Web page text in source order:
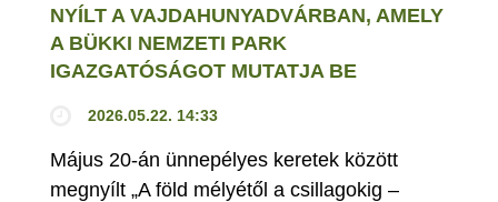
NYÍLT A VAJDAHUNYADVÁRBAN, AMELY
A BÜKKI NEMZETI PARK
IGAZGATÓSÁGOT MUTATJA BE
2026.05.22. 14:33
Május 20-án ünnepélyes keretek között
megnyílt „A föld mélyétől a csillagokig –